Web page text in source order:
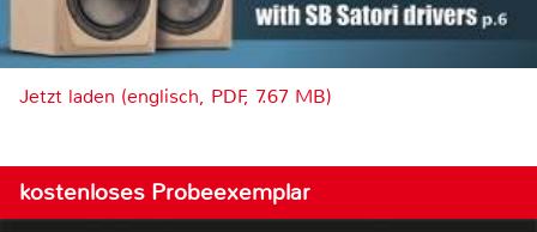
Jetzt laden (englisch, PDF, 7.67 MB)
kostenloses Probeexemplar